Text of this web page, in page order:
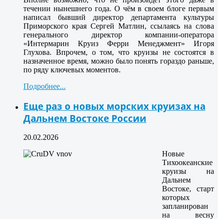
течении нынешнего года. О чём в своем блоге первым
написал бывший директор департамента культуры
Приморского края Сергей Матлин, ссылаясь на слова
генерального директор компании-оператора
«Интермарин Круиз Ферри Менеджмент» Игоря
Глухова. Впрочем, о том, что круизы не состоятся в
назначенное время, можно было понять гораздо раньше,
по ряду ключевых моментов.
Подробнее...
Еще раз о новых морских круизах на
Дальнем Востоке России
20.02.2026
Новые
Тихоокеанские
круизы на
Дальнем
Востоке, старт
которых
запланирован
на весну